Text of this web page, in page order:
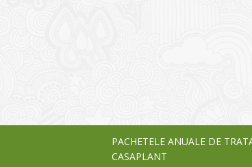
PACHETELE ANUALE DE
CASAPLANT